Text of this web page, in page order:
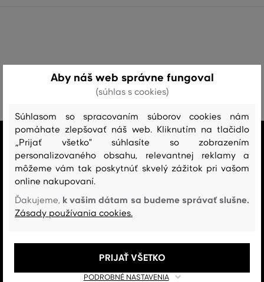
VŠETKO SKLADOM
Všetok tovar v e-shope máme na sklade.
ZÁRUKA ORIGINALITY
Výhradné zastúpenie a predaj značky na Slovensku. Kupujete 100%
originál.
Aby náš web správne fungoval
(súhlas s cookies)
Súhlasom so spracovaním súborov cookies nám
pomáhate zlepšovať náš web. Kliknutím na tlačidlo
„Prijať všetko" súhlasíte so zobrazením
personalizovaného obsahu, relevantnej reklamy a
môžeme vám tak poskytnúť skvelý zážitok pri vašom
online nakupovaní.
Ďakujeme, k vašim dátam sa budeme správať slušne.
Zásady používania cookies.
PODROBNÉ NASTAVENIA
PRIJAŤ VŠETKO